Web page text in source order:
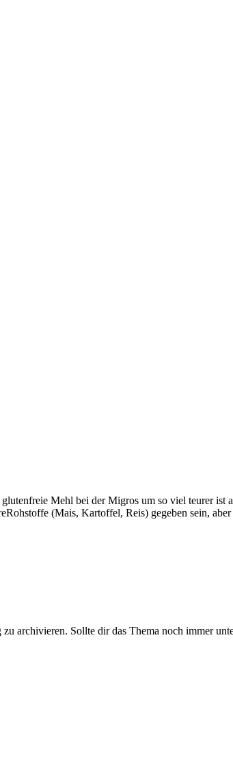
Mehl bei der Migros um so viel teurer
(Mais, Kartoffel, Reis) gegeben sein,
archivieren. Sollte dir das Thema noch immer